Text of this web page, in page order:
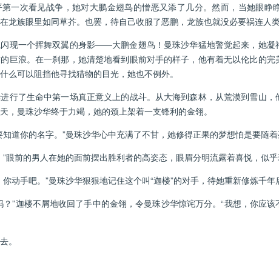
次看见战争，她对大鹏金翅鸟的憎恶又添了几分。然而，当她眼睁
龙族眼里如同草芥。也罢，待自己收服了恶鹏，龙族也就没必要祸连人类
一个挥舞双翼的身影——大鹏金翅鸟！曼珠沙华猛地警觉起来，她凝
巨浪。在一刹那，她清楚地看到眼前对手的样子，他有着无以伦比的
么可以阻挡他寻找猎物的目光，她也不例外。
了生命中第一场真正意义上的战斗。从大海到森林，从荒漠到雪山，
，曼珠沙华终于力竭，她的颈上架着一支锋利的金翎。
你的名字。”曼珠沙华心中充满了不甘，她修得正果的梦想怕是要随着
前的男人在她的面前摆出胜利者的高姿态，眼眉分明流露着喜悦，似乎
手吧。”曼珠沙华狠狠地记住这个叫“迦楼”的对手，待她重新修炼千年
迦楼不屑地收回了手中的金翎，令曼珠沙华惊诧万分。“我想，你应该
。